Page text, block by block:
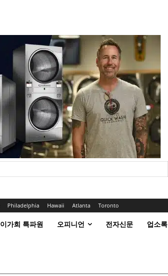
Philadelphia Hawaii Atlanta Toronto
이가희 특파원 오피니언 전자신문 업소록